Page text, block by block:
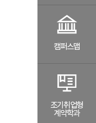
캠퍼스맵
조기취업형
계약학과